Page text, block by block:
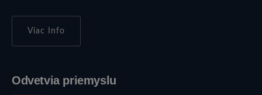
Viac Info
Odvetvia priemyslu